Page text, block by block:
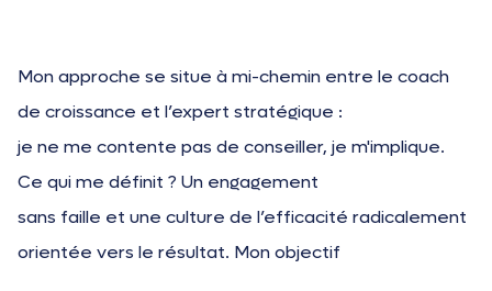
Mon approche se situe à mi-chemin entre le coach
de croissance et l’expert stratégique :
je ne me contente pas de conseiller, je m'implique.
Ce qui me définit ? Un engagement
sans faille et une culture de l’efficacité radicalement
orientée vers le résultat. Mon objectif